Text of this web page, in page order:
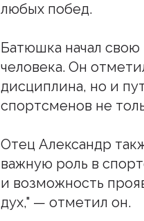
любых побед.
Батюшка начал свою
человека. Он
дисциплина, но и
спортсменов не
Отец Александр
важную роль в
и возможность
дух," — отметил он.